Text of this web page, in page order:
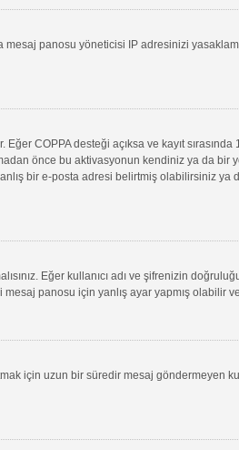
panosu yöneticisi IP adresinizi
COPPA desteği açıksa ve kayıt
önce bu aktivasyonun kendiniz ya da bir
bir e-posta adresi belirtmiş olabilirsiniz
Eğer kullanıcı adı ve şifrenizin
panosu için yanlış ayar yapmış olabilir
için uzun bir süredir mesaj göndermeyen